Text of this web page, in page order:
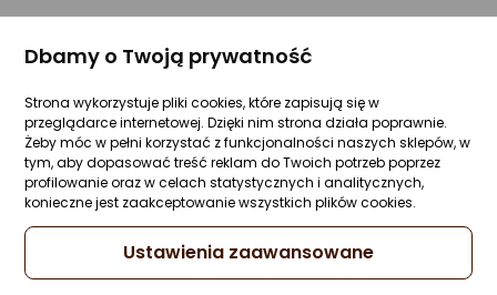
Dbamy o Twoją prywatność
Strona wykorzystuje pliki cookies, które zapisują się w
przeglądarce internetowej. Dzięki nim strona działa poprawnie.
Żeby móc w pełni korzystać z funkcjonalności naszych sklepów, w
tym, aby dopasować treść reklam do Twoich potrzeb poprzez
profilowanie oraz w celach statystycznych i analitycznych,
konieczne jest zaakceptowanie wszystkich plików cookies.
Ustawienia zaawansowane